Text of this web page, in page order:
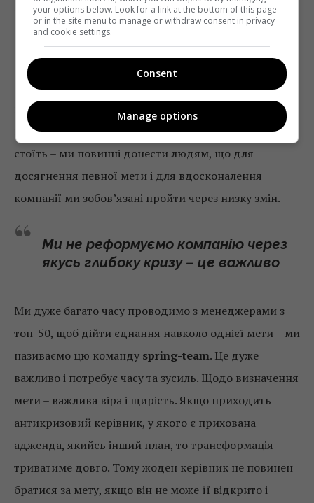
працівників і цілісність.
Ми стартували на певному рівні успіху, завдання
було зрозуміти та сформулювати ступінь
необхідності та важливості цих змін. Відповідно, а
навіщо нам все змінювати? У нас і так все добре. Це,
напевно, найбільший челендж, який перед нами
стоїть – ми повинні донести людям, що для
досягнення певної мети і для вдосконалення
компанії ми зобов’язані пройти через низку змін.
Ми не реформуємо компанію через
якусь глибоку кризу – це важливо
Ми дуже багато часу проводимо з менеджерами з
топ-50, щоб дійти єднання навколо однієї мети – ми
називаємо цю команду spring-team. Це дуже
важливо і потребує часу та зусиль. Щодо визначення
мети – важлива віра і щирість. Якщо приходить
антикризовий керівник, у якого є прихована
адженда, якийсь інший план, то трансформація
триватиме довго. Тому жоден керівник не повинен
братися за мету, якщо він не може її відкрито і
your options below. Look for a link at the bottom of this page
or in the site menu to manage or withdraw consent in privacy
and cookie settings.
Consent
Manage options